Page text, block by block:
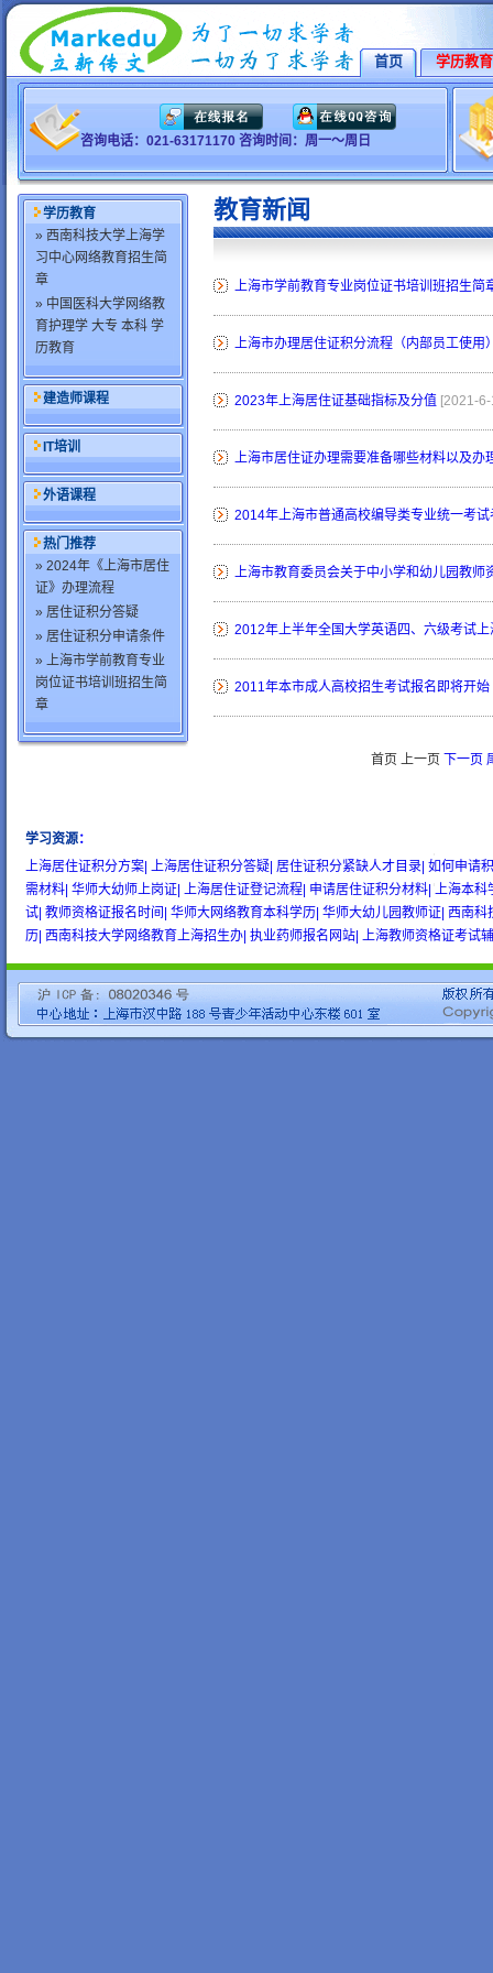
首页 学历教育
咨询电话：021-63171170 咨询时间：周一～周日
学历教育
» 西南科技大学上海学
习中心网络教育招生简
章
» 中国医科大学网络教
育护理学 大专 本科 学
历教育
建造师课程
IT培训
外语课程
热门推荐
» 2024年《上海市居住
证》办理流程
» 居住证积分答疑
» 居住证积分申请条件
» 上海市学前教育专业
岗位证书培训班招生简
章
教育新闻
上海市学前教育专业岗位证书培训班招生简
上海市办理居住证积分流程（内部员工使用
2023年上海居住证基础指标及分值 [2021-
上海市居住证办理需要准备哪些材料以及办
2014年上海市普通高校编导类专业统一考
上海市教育委员会关于中小学和幼儿园教师
2012年上半年全国大学英语四、六级考试
2011年本市成人高校招生考试报名即将开始
首页 上一页 下一页
学习资源：
上海居住证积分方案| 上海居住证积分答疑| 居住证积分紧缺人才目录| 如何申请
需材料| 华师大幼师上岗证| 上海居住证登记流程| 申请居住证积分材料| 上海本科
试| 教师资格证报名时间| 华师大网络教育本科学历| 华师大幼儿园教师证| 西南科
历| 西南科技大学网络教育上海招生办| 执业药师报名网站| 上海教师资格证考试